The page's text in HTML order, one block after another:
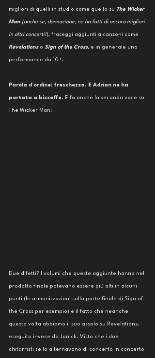
migliori di quelli in studio come quello su The Wicker
Man (anche se, dannazione, ne ha fatti di ancora migliori
in altri concerti!), fraseggi aggiunti a canzoni come
Revelations o Sign of the Cross, e in generale una
performance da 10+.
Parola d’ordine: freschezza. E Adrian ne ha
portata a bizzeffe. E fa anche la seconda voce su
The Wicker Man!
Due difetti? I volumi che queste aggiunte hanno nel
prodotto finale potevano essere più alti in alcuni
punti (le armonizzazioni sulla parte finale di Sign of
the Cross per esempio) e il fatto che neanche
questa volta abbiamo il suo assolo su Revelations,
eseguito invece da Janick. Visto che i due
chitarristi se lo alternavano di concerto in concerto